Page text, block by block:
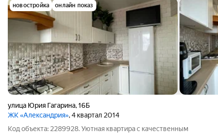
новостройка онлайн показ
улица Юрия Гагарина,16Б
ЖК «Александрия», 4 квартал 2014
Код объекта: 2289928. Уютная квартира с качественным